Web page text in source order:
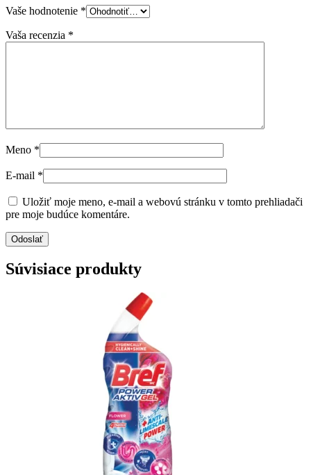
Vaše hodnotenie *
Vaša recenzia *
Meno *
E-mail *
Uložiť moje meno, e-mail a webovú stránku v tomto prehliadači
pre moje budúce komentáre.
Súvisiace produkty